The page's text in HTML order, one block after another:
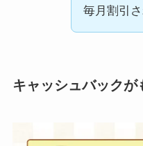
毎月割引さ
キャッシュバックが